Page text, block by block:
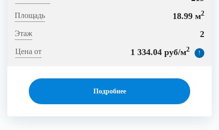
18.99 м2
2
1 334.04 руб/м2 !
Подробнее